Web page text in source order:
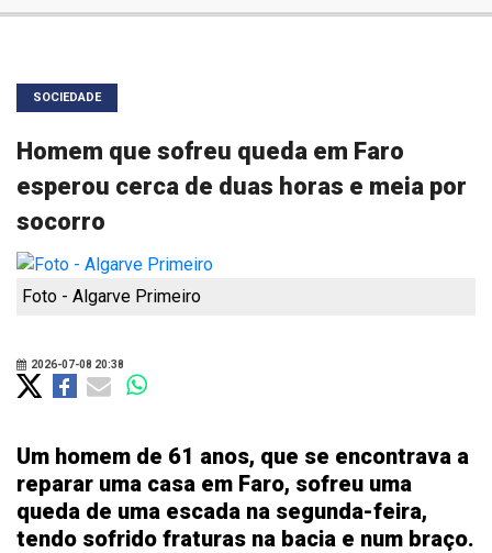
SOCIEDADE
Homem que sofreu queda em Faro
esperou cerca de duas horas e meia por
socorro
Foto - Algarve Primeiro
2026-07-08 20:38
Um homem de 61 anos, que se encontrava a
reparar uma casa em Faro, sofreu uma
queda de uma escada na segunda-feira,
tendo sofrido fraturas na bacia e num braço.